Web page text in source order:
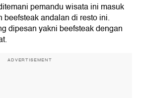
pemandu wisata ini masuk
beefsteak andalan di resto ini.
dipesan yakni beefsteak dengan
ADVERTISEMENT